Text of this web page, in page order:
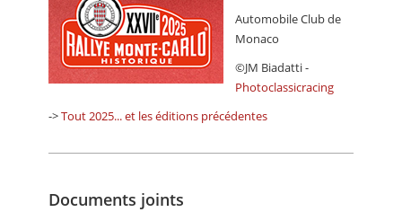
Automobile Club de
Monaco
©JM Biadatti -
Photoclassicracing
->Tout 2025... et les éditions précédentes
Documents joints